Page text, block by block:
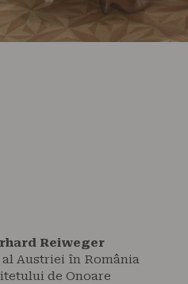
Reiweger
Austriei în România
de Onoare